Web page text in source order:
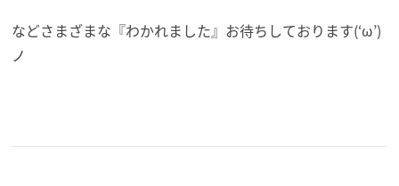
などさまざまな『わかれました』お待ちしております(‘ω’)
ノ